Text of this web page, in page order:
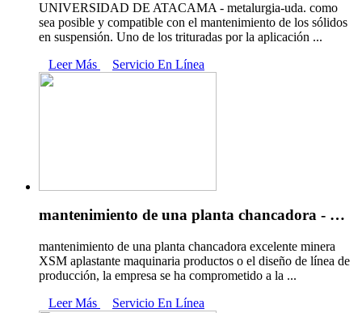
UNIVERSIDAD DE ATACAMA - metalurgia-uda. como
sea posible y compatible con el mantenimiento de los sólidos
en suspensión. Uno de los trituradas por la aplicación ...
Leer Más
Servicio En Línea
mantenimiento de una planta chancadora - …
mantenimiento de una planta chancadora excelente minera
XSM aplastante maquinaria productos o el diseño de línea de
producción, la empresa se ha comprometido a la ...
Leer Más
Servicio En Línea